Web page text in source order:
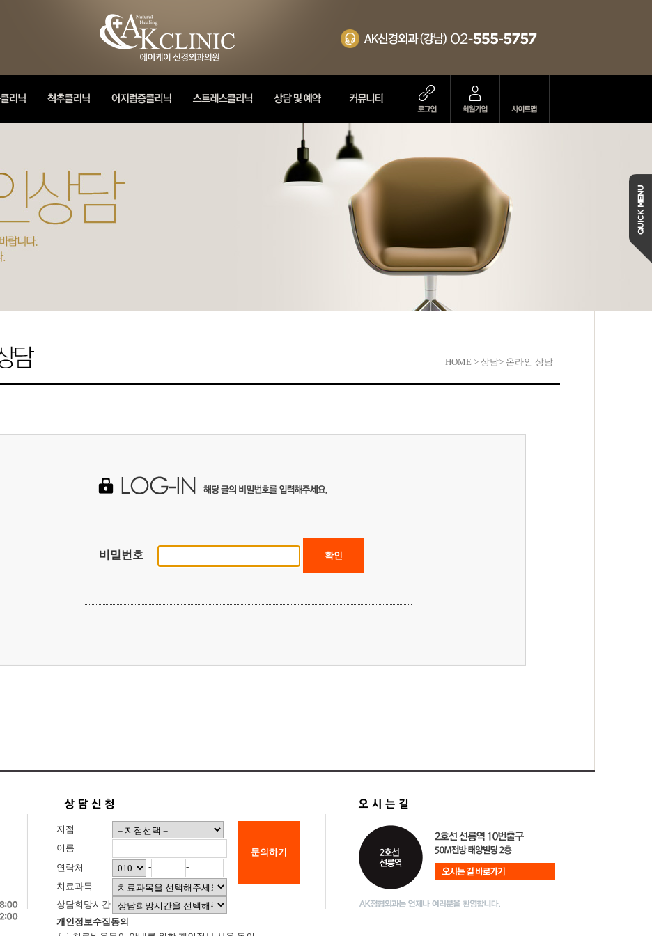
HOME > 상담> 온라인 상담
비밀번호 확인
지점
이름
연락처
-
-
치료과목
상담희망시간
문의하기
개인정보수집동의